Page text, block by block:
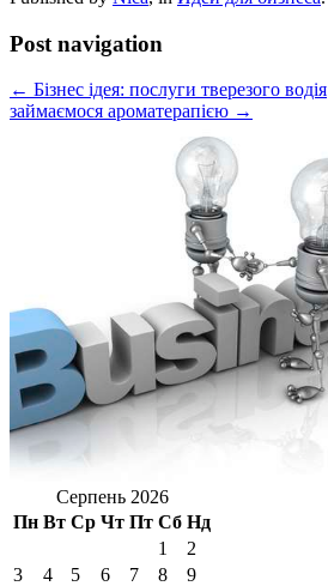
Post navigation
← Бізнес ідея: послуги тверезого водія
займаємося ароматерапією →
Серпень 2026
Пн Вт Ср Чт Пт Сб Нд
1
2
3
4 5 6 7 8
9